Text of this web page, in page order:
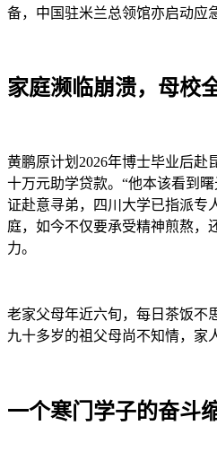
备，中国驻米兰总领馆亦启动应
家庭濒临崩溃，母校
黄鹏原计划2026年博士毕业后赴
十万元助学贷款。“他本该看到
证赴意寻弟，四川大学已指派专
庭，如今不仅要承受精神煎熬，
力。
老家父母年近六旬，每日茶饭不
九十多岁的祖父母尚不知情，家
一个寒门学子的奋斗